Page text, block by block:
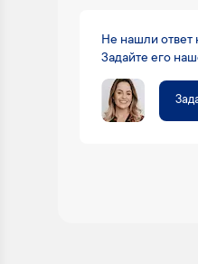
Не нашли ответ
Задайте его